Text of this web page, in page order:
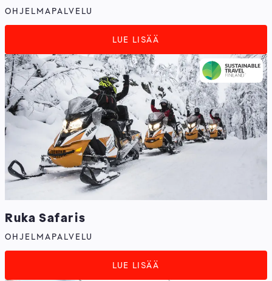
OHJELMAPALVELU
LUE LISÄÄ
Ruka Safaris
OHJELMAPALVELU
LUE LISÄÄ